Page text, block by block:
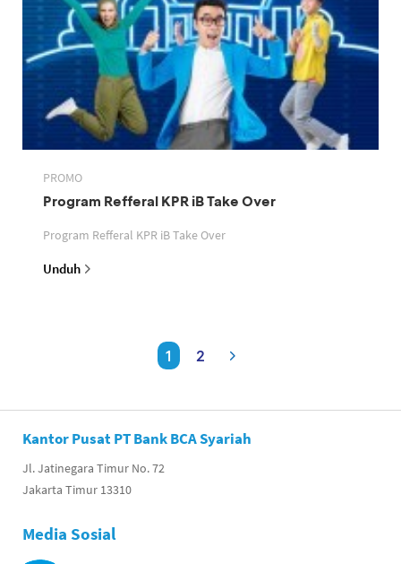
PROMO
Program Refferal KPR iB Take Over
Program Refferal KPR iB Take Over
Unduh
1 2
Kantor Pusat PT Bank BCA Syariah
Jl. Jatinegara Timur No. 72
Jakarta Timur 13310
Media Sosial